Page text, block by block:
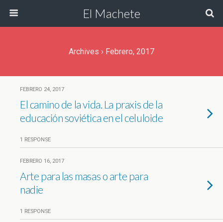
El Machete
Archives › Febrero, 2017
FEBRERO 24, 2017
El camino de la vida. La praxis de la
educación soviética en el celuloide
1 RESPONSE
FEBRERO 16, 2017
Arte para las masas o arte para
nadie
1 RESPONSE